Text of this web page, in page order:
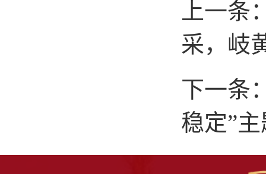
上一条
采，岐
下一条
稳定”